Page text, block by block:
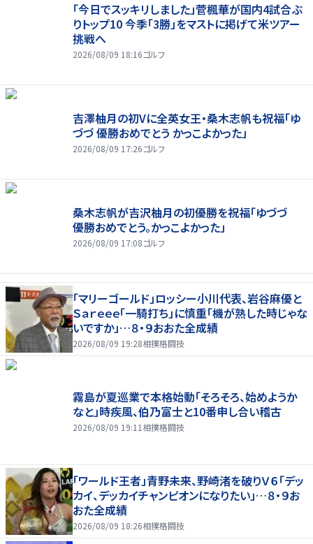
「今日でスッキリしました」菅楓華が国内4試合ぶ
りトップ10 今季「3勝」をマストに掲げて米ツアー
挑戦へ
2026/08/09 18:16ゴルフ
吉澤柚月の初Vに全英女王・桑木志帆も祝福「ゆ
づづ 優勝おめでとう かっこよかった」
2026/08/09 17:26ゴルフ
桑木志帆が吉沢柚月の初優勝を祝福「ゆづづ
優勝おめでとう。かっこよかった」
2026/08/09 17:08ゴルフ
「マリーゴールド」ロッシー小川代表、岩谷麻優と
Ｓａｒｅｅｅ「一騎打ち」に慎重「機が熟した時じゃな
いですか」…８・９おおた全成績
2026/08/09 19:28相撲格闘技
霧島が夏巡業で本格始動「そろそろ、始めようか
なと」時疾風、伯乃富士と10番申し合い稽古
2026/08/09 19:11 相撲格闘技
「ワールド王者」青野未来、野崎渚を破りＶ６「デッ
カイ、デッカイチャンピオンになりたい」…８・９お
おた全成績
2026/08/09 18:26相撲格闘技